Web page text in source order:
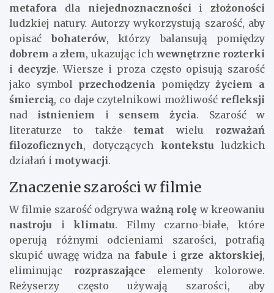
metafora dla niejednoznaczności i złożoności
ludzkiej natury. Autorzy wykorzystują szarość, aby
opisać bohaterów, którzy balansują pomiędzy
dobrem a złem, ukazując ichwewnętrzne rozterki
i decyzje. Wiersze i proza często opisują szarość
jako symbol przechodzenia pomiędzyżyciem a
śmiercią, co daje czytelnikowi możliwość refleksji
nad istnieniem i sensem życia. Szarość w
literaturze to takżetemat wielu rozważań
filozoficznych, dotyczących kontekstuludzkich
działań i motywacji.
Znaczenie szarości w filmie
W filmie szarość odgrywaważną rolę w kreowaniu
nastroju iklimatu. Filmy czarno-białe, które
operują różnymi odcieniami szarości, potrafią
skupić uwagę widza na fabule i grze aktorskiej,
eliminując rozpraszające elementy kolorowe.
Reżyserzy często używają szarości, aby